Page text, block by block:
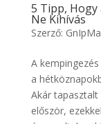
5 Tipp, Hogy
Ne Kihívás
Szerző:
A
a
Akár
először,